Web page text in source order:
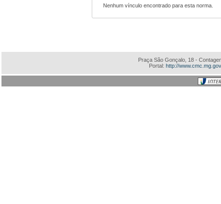
Nenhum vínculo encontrado para esta norma.
Praça São Gonçalo, 18 -
Portal: http://